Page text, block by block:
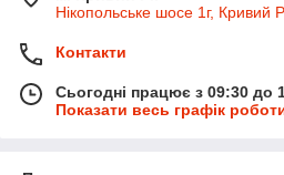
Нікопольське шосе 1г, Кривий
Контакти
Сьогодні працює з 09:30 до
Показати весь графік